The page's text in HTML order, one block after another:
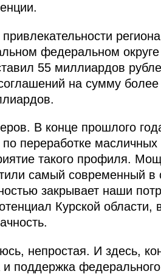
федеральном
55 миллиардов
на сумму
В конце прошлого
переработке масличных
такого профиля.
самый современный в
закрывает наши
Курской
непростая. И здесь,
поддержка